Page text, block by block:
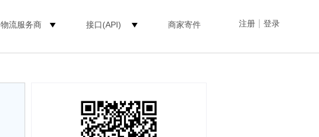
注册 登录
物流服务商 接口(API) 商家寄件